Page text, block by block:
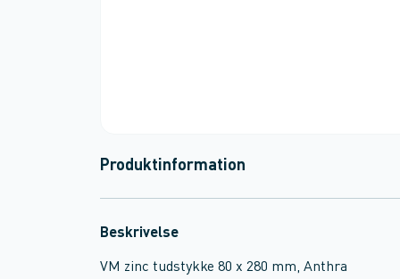
Produktinformation
Beskrivelse
VM zinc tudstykke 80 x 280 mm, Anthra